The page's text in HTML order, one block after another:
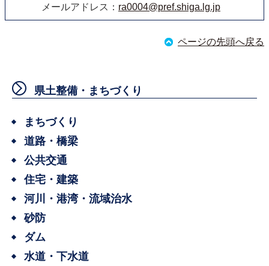
メールアドレス： ra0004@pref.shiga.lg.jp
ページの先頭へ戻る
県土整備・まちづくり
まちづくり
道路・橋梁
公共交通
住宅・建築
河川・港湾・流域治水
砂防
ダム
水道・下水道